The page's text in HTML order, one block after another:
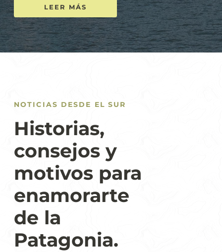
LEER MÁS
NOTICIAS DESDE EL SUR
Historias,
consejos y
motivos para
enamorarte
de la
Patagonia.